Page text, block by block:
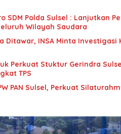
SDM Polda Sulsel : Lanjutkan
Wilayah Saudara
Ditawar, INSA Minta Investigasi
Perkuat Stuktur Gerindra
TPS
PAN Sulsel, Perkuat